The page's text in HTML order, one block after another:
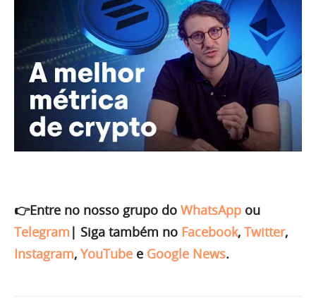
👉Entre no nosso grupo do WhatsApp ou
Telegram | Siga também no Facebook, Twitter,
Instagram, YouTube e Google News.